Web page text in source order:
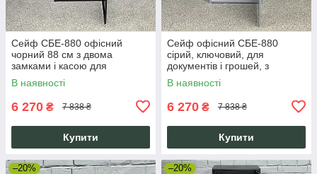
Сейф СБЕ-880 офісний
чорний 88 см з двома
замками і касою для
документів та грошей
В наявності
6 270 ₴ 7 838 ₴
Купити
Сейф офісний СБЕ-880
сірий, ключовий, для
документів і грошей, з
касовим відділенням,
88х44х36 см
В наявності
6 270 ₴ 7 838 ₴
Купити
–20% –20%